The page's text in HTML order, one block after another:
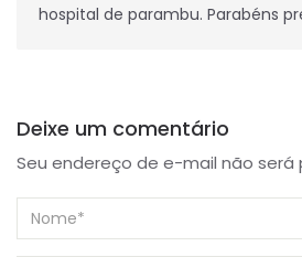
hospital de parambu. Parabéns
Deixe um comentário
Seu endereço de e-mail não será